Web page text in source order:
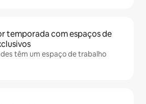
temporada com espaços de
têm um espaço de trabalho